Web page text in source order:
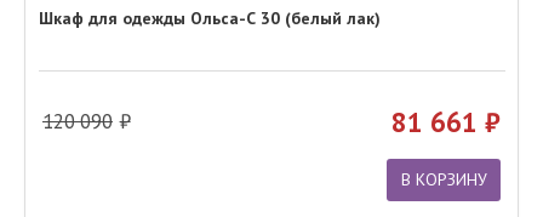
Шкаф для одежды Ольса-С 30 (белый лак)
120 090 81 661
В КОРЗИНУ